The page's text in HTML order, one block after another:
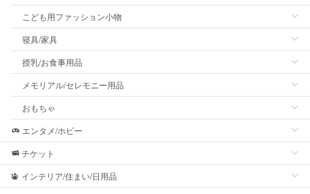
こども用ファッション小物
寝具/家具
授乳/お食事用品
メモリアル/セレモニー用品
おもちゃ
エンタメ/ホビー
チケット
インテリア/住まい/日用品